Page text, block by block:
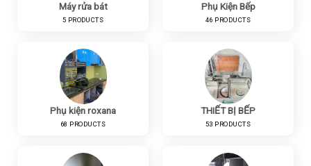
Máy rửa bát
5 PRODUCTS
Phụ Kiện Bếp
46 PRODUCTS
Phụ kiện roxana
68 PRODUCTS
THIẾT BỊ BẾP
53 PRODUCTS